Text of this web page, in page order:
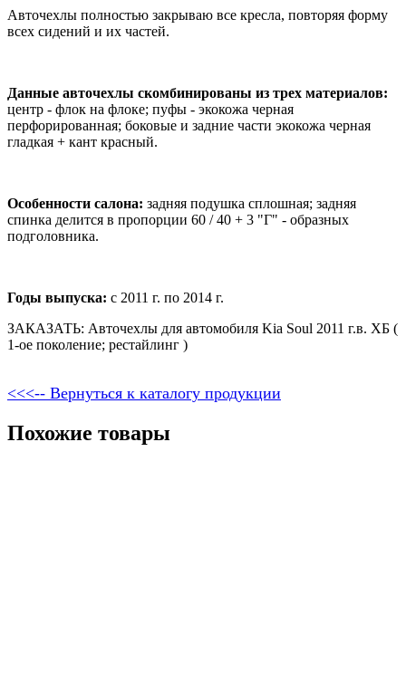
Авточехлы полностью закрываю все кресла, повторяя форму
всех сидений и их частей.
Данные авточехлы скомбинированы из трех материалов:
центр - флок на флоке; пуфы - экокожа черная
перфорированная; боковые и задние части экокожа черная
гладкая + кант красный.
Особенности салона: задняя подушка сплошная; задняя
спинка делится в пропорции 60 / 40 + 3 "Г" - образных
подголовника.
Годы выпуска: с 2011 г. по 2014 г.
ЗАКАЗАТЬ: Авточехлы для автомобиля Kia Soul 2011 г.в. ХБ (
1-ое поколение; рестайлинг )
<<<-- Вернуться к каталогу продукции
Похожие товары